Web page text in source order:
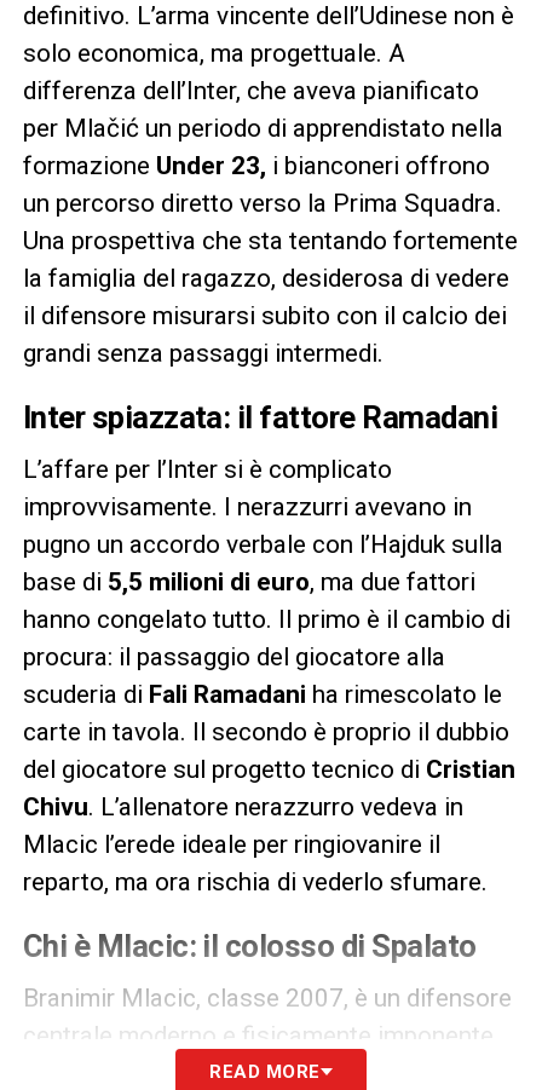
definitivo. L’arma vincente dell’Udinese non è
solo economica, ma progettuale. A
differenza dell’Inter, che aveva pianificato
per Mlačić un periodo di apprendistato nella
formazione Under 23, i bianconeri offrono
un percorso diretto verso la Prima Squadra.
Una prospettiva che sta tentando fortemente
la famiglia del ragazzo, desiderosa di vedere
il difensore misurarsi subito con il calcio dei
grandi senza passaggi intermedi.
Inter spiazzata: il fattore Ramadani
L’affare per l’Inter si è complicato
improvvisamente. I nerazzurri avevano in
pugno un accordo verbale con l’Hajduk sulla
base di 5,5 milioni di euro, ma due fattori
hanno congelato tutto. Il primo è il cambio di
procura: il passaggio del giocatore alla
scuderia di Fali Ramadani ha rimescolato le
carte in tavola. Il secondo è proprio il dubbio
del giocatore sul progetto tecnico di Cristian
Chivu. L’allenatore nerazzurro vedeva in
Mlacic l’erede ideale per ringiovanire il
reparto, ma ora rischia di vederlo sfumare.
Chi è Mlacic: il colosso di Spalato
Branimir Mlacic, classe 2007, è un difensore
centrale moderno e fisicamente imponente
). Nonostante la giovanissima età, ha
READ MORE